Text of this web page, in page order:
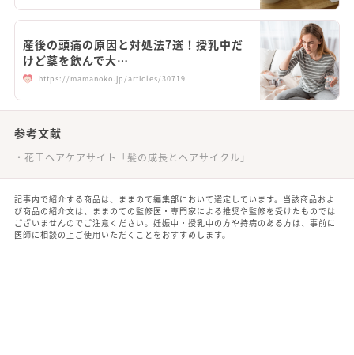
産後の頭痛の原因と対処法7選！授乳中だ
けど薬を飲んで大…
https://mamanoko.jp/articles/30719
参考文献
花王ヘアケアサイト「髪の成長とヘアサイクル」
記事内で紹介する商品は、ままのて編集部において選定しています。当該商品およ
び商品の紹介文は、ままのての監修医・専門家による推奨や監修を受けたものでは
ございませんのでご注意ください。妊娠中・授乳中の方や持病のある方は、事前に
医師に相談の上ご使用いただくことをおすすめします。